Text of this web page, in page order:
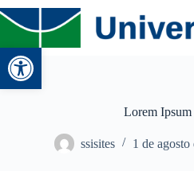
Abrir a barra de
Lorem Ipsum
ssisites 1 de agosto